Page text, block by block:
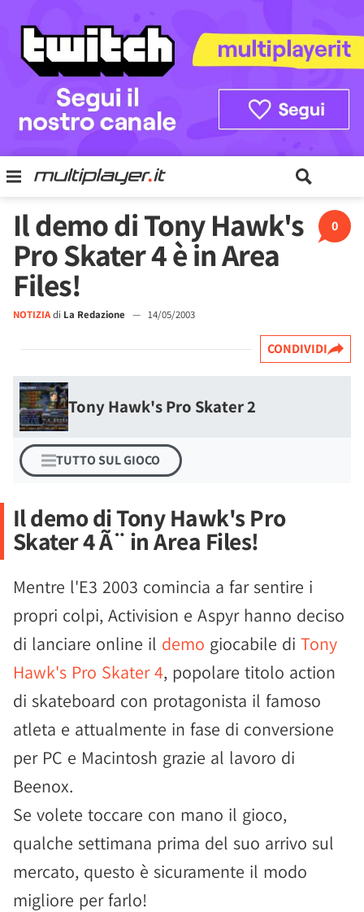
0
Il demo di Tony Hawk's
Pro Skater 4 è in Area
Files!
NOTIZIAdi La Redazione — 14/05/2003
CONDIVIDI
Tony Hawk's Pro Skater 2
TUTTO SUL GIOCO
Il demo di Tony Hawk's Pro
Skater 4 Ã¨ in Area Files!
Mentre l'E3 2003 comincia a far sentire i
propri colpi, Activision e Aspyr hanno deciso
di lanciare online il demo giocabile di Tony
Hawk's Pro Skater 4, popolare titolo action
di skateboard con protagonista il famoso
atleta e attualmente in fase di conversione
per PC e Macintosh grazie al lavoro di
Beenox.
Se volete toccare con mano il gioco,
qualche settimana prima del suo arrivo sul
mercato, questo è sicuramente il modo
migliore per farlo!